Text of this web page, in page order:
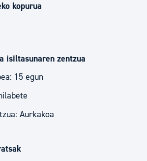
kopurua
isiltasunaren zentzua
15 egun
Aurkakoa